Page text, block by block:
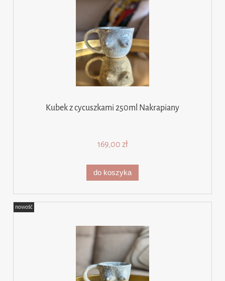
Kubek z cycuszkami 250ml Nakrapiany
169,00 zł
do koszyka
nowość